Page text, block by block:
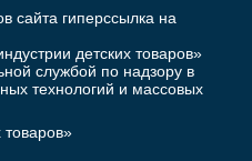
сайта гиперссылка на
детских товаров»
службой по надзору в
технологий и массовых
товаров»